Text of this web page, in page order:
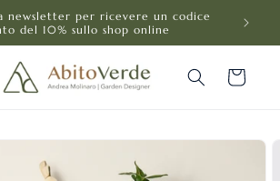
newsletter per ricevere un codice
del 10% sullo shop online
Carrello